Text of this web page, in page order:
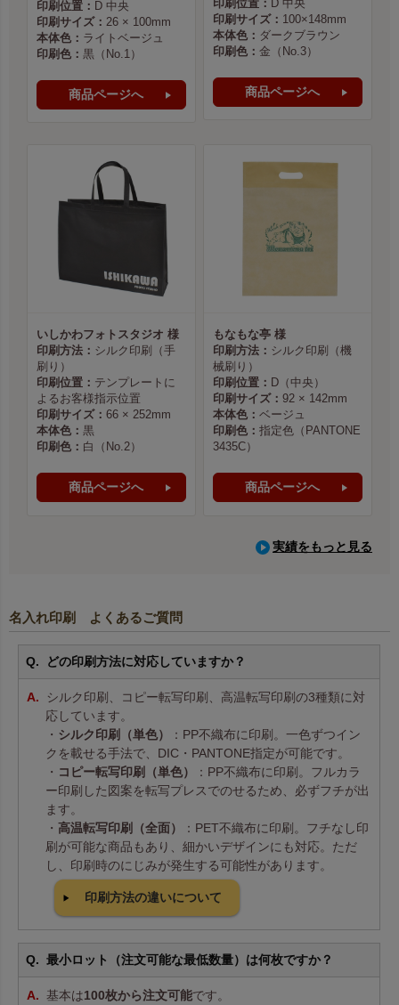
印刷位置： D 中央
印刷サイズ： 26 × 100mm
本体色： ライトベージュ
印刷色： 黒（No.1）
商品ページへ
印刷位置： D 中央
印刷サイズ： 100×148mm
本体色： ダークブラウン
印刷色： 金（No.3）
商品ページへ
いしかわフォトスタジオ 様
印刷方法： シルク印刷（手
刷り）
印刷位置： テンプレートに
よるお客様指示位置
印刷サイズ： 66 × 252mm
本体色： 黒
印刷色： 白（No.2）
商品ページへ
もなもな亭 様
印刷方法： シルク印刷（機
械刷り）
印刷位置： D（中央）
印刷サイズ： 92 × 142mm
本体色： ベージュ
印刷色： 指定色（PANTONE
3435C）
商品ページへ
実績をもっと見る
名入れ印刷 よくあるご質問
どの印刷方法に対応していますか？
シルク印刷、コピー転写印刷、高温転写印刷の3種類に対
応しています。
・ シルク印刷（単色）
：PP不織布に印刷。一色ずつイン
クを載せる手法で、DIC・PANTONE指定が可能です。
・ コピー転写印刷（単色）
：PP不織布に印刷。フルカラ
ー印刷した図案を転写プレスでのせるため、必ずフチが出
ます。
・ 高温転写印刷（全面）
：PET不織布に印刷。フチなし印
刷が可能な商品もあり、細かいデザインにも対応。ただ
し、印刷時のにじみが発生する可能性があります。
印刷方法の違いについて
最小ロット（注文可能な最低数量）は何枚ですか？
基本は100枚から注文可能です。